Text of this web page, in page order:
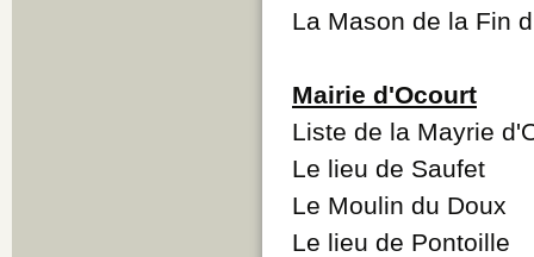
La Mason de la Fin
Mairie d'Ocourt
Liste de la Mayrie
Le lieu de Saufet
Le Moulin du Doux
Le lieu de Pontoille